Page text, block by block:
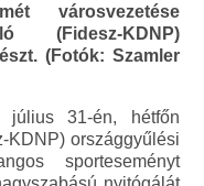
városvezetése
(Fidesz-KDNP)
(Fotók: Szamler
július 31-én, hétfőn
KDNP) országgyűlési
sporteseményt